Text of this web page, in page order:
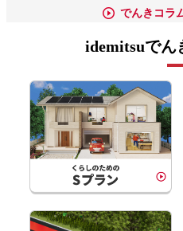
でんきコラ
idemitsuでん